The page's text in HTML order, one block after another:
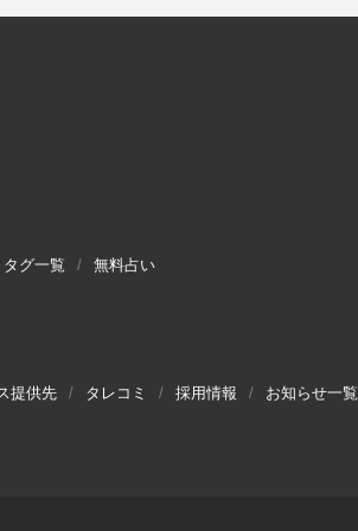
タグ一覧 無料占い
提供先 タレコミ 採用情報 お知らせ一覧